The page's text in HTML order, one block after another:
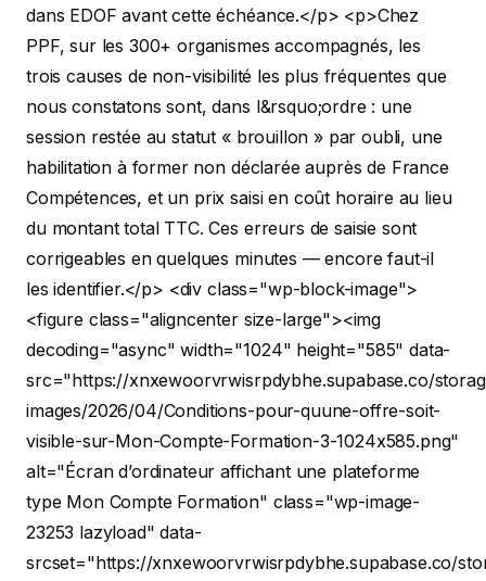
dans EDOF avant cette échéance.</p> <p>Chez
PPF, sur les 300+ organismes accompagnés, les
trois causes de non-visibilité les plus fréquentes que
nous constatons sont, dans l&rsquo;ordre : une
session restée au statut « brouillon » par oubli, une
habilitation à former non déclarée auprès de France
Compétences, et un prix saisi en coût horaire au lieu
du montant total TTC. Ces erreurs de saisie sont
corrigeables en quelques minutes — encore faut-il
les identifier.</p> <div class="wp-block-image">
<figure class="aligncenter size-large"><img
decoding="async" width="1024" height="585" data-
src="https://xnxewoorvrwisrpdybhe.supabase.co/
images/2026/04/Conditions-pour-quune-offre-soit-
visible-sur-Mon-Compte-Formation-3-1024x585.png"
alt="Écran d’ordinateur affichant une plateforme
type Mon Compte Formation" class="wp-image-
23253 lazyload" data-
srcset="https://xnxewoorvrwisrpdybhe.supabase.co/